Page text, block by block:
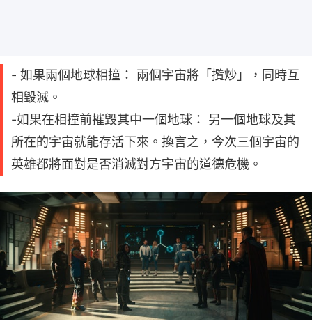
- 如果兩個地球相撞： 兩個宇宙將「攬炒」，同時互
相毀滅。
-如果在相撞前摧毀其中一個地球： 另一個地球及其
所在的宇宙就能存活下來。換言之，今次三個宇宙的
英雄都將面對是否消滅對方宇宙的道德危機。